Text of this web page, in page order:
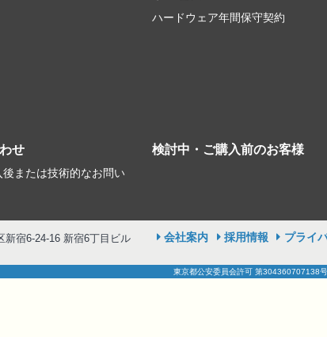
ハードウェア年間保守契約
せ
後または技術的なお問い
検討中・ご購入前のお客様
会社案内 採用情報 プライ
新宿6-24-16 新宿6丁目ビル
東京都公安委員会許可 第304360707138